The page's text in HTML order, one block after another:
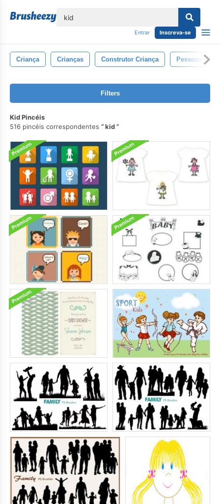
Entrar Inscreva-se
Criança Crianças Construtor Criança Pessoas
Filters
Kid Pincéis
516 pincéis correspondentes
kid